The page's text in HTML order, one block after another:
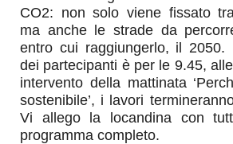
CO2: non solo viene fissato
ma anche le strade da
entro cui raggiungerlo, il 2050.
dei partecipanti è per le 9.45,
intervento della mattinata
sostenibile’, i lavori
Vi allego la locandina con
programma completo.